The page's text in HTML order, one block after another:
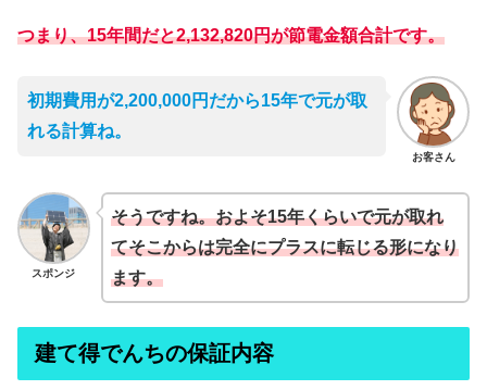
つまり、15年間だと2,132,820円が節電金額合計です。
お客さん
初期費用が2,200,000円だから15年で元が取
れる計算ね。
スポンジ
そうですね。およそ15年くらいで元が取れ
てそこからは完全にプラスに転じる形になり
ます。
建て得でんちの保証内容